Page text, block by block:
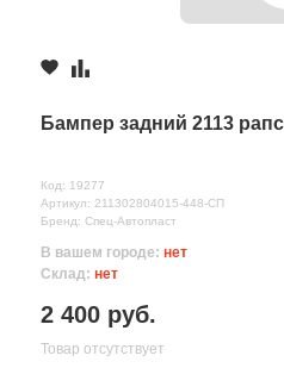
Бампер задний 2113
Код: 19277
Артикул: 211302804015-448-СП
Бренд: Спец-Автопласт
В вашем городе: нет
Склад: нет
2 400 руб.
Товар отсутствует